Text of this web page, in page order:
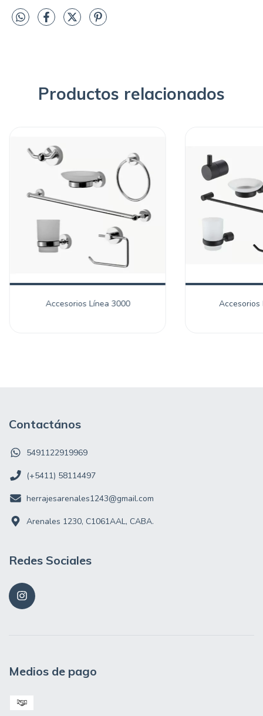
Productos relacionados
Accesorios Línea 3000 Accesorios
Contactános
5491122919969
(+5411) 58114497
herrajesarenales1243@gmail.com
Arenales 1230, C1061AAL, CABA.
Redes Sociales
Medios de pago